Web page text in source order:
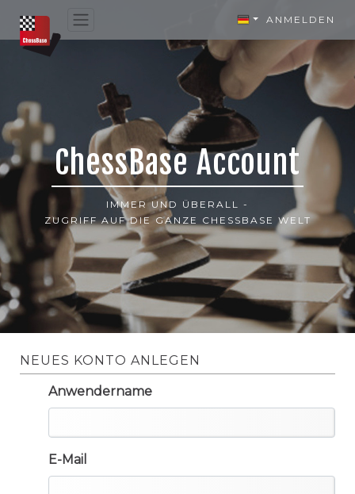
ANMELDEN
ChessBase Account
IMMER UND ÜBERALL -
ZUGRIFF AUF DIE GANZE CHESSBASE WELT
NEUES KONTO ANLEGEN
Anwendername
E-Mail